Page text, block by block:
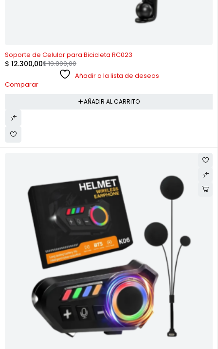
Soporte de Celular para Bicicleta RC023
$19.800,00
$ 12.300,00
Añadir a la lista de deseos
Comparar
AÑADIR AL CARRITO